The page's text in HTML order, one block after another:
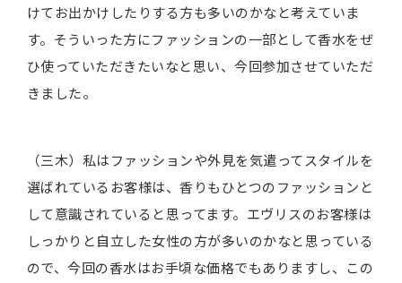
けてお出かけしたりする方も多いのかなと考えていま
す。そういった方にファッションの一部として香水をぜ
ひ使っていただきたいなと思い、今回参加させていただ
きました。
（三木）私はファッションや外見を気遣ってスタイルを
選ばれているお客様は、香りもひとつのファッションと
して意識されていると思ってます。エヴリスのお客様は
しっかりと自立した女性の方が多いのかなと思っている
ので、今回の香水はお手頃な価格でもありますし、この